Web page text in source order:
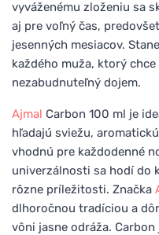
vyváženému zloženiu sa
aj pre voľný čas,
jesenných mesiacov.
každého muža, ktorý
nezabudnuteľný dojem.
Ajmal Carbon 100 ml je
hľadajú sviežu,
vhodnú pre každodenné
univerzálnosti sa hodí do
rôzne príležitosti. Značka
dlhoročnou tradíciou a
vôni jasne odráža.